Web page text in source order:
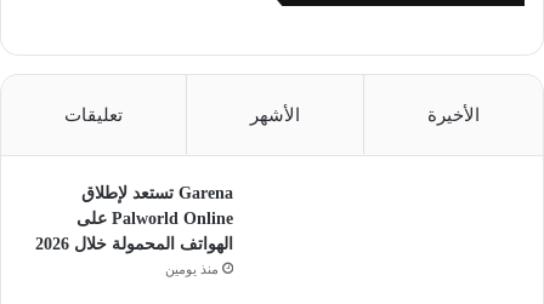
الأخيرة الأشهر تعليقات
Garena تستعد لإطلاق
Palworld Online على
الهواتف المحمولة خلال 2026
منذ يومين